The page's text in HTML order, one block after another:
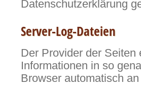
Datenschutzerklärung
Server-Log-Dateien
Der Provider der Seiten
Informationen in so
Browser automatisch